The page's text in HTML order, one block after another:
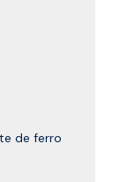
de ferro